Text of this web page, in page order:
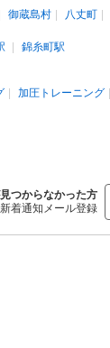
御蔵島村 八丈町
錦糸町駅
加圧トレーニング
つからなかった方
着通知メール登録